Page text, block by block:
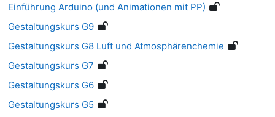
Einführung Arduino (und Animationen mit PP)
Gestaltungskurs G9
Gestaltungskurs G8 Luft und Atmosphärenchemie
Gestaltungskurs G7
Gestaltungskurs G6
Gestaltungskurs G5